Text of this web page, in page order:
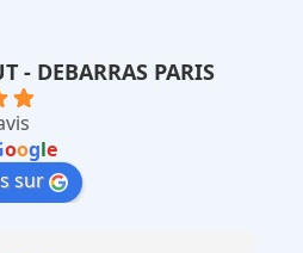
- DEBARRAS PARIS
oogle
sur